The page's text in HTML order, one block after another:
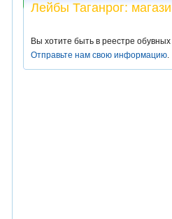
Лейбы Таганрог:
Вы хотите быть в реестре
Отправьте нам свою информацию.